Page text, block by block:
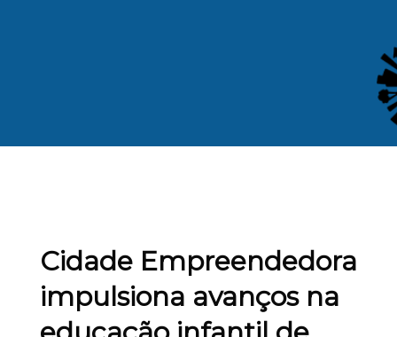
Cidade Empreendedora
impulsiona avanços na